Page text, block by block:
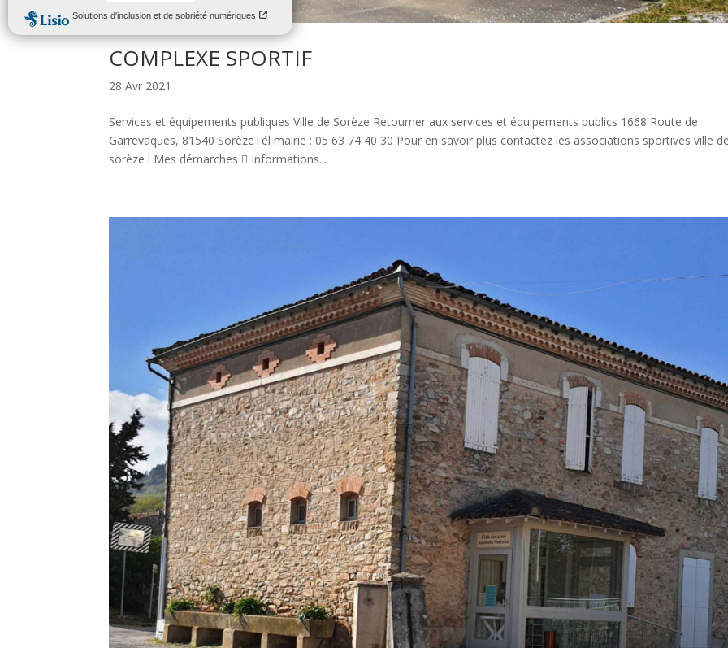
COMPLEXE SPORTIF
28 Avr 2021
Services et équipements publiques Ville de Sorèze Retourner aux services et équipements publics 1668 Route de
Garrevaques, 81540 SorèzeTél mairie : 05 63 74 40 30 Pour en savoir plus contactez les associations sportives ville
sorèze l Mes démarches  Informations...